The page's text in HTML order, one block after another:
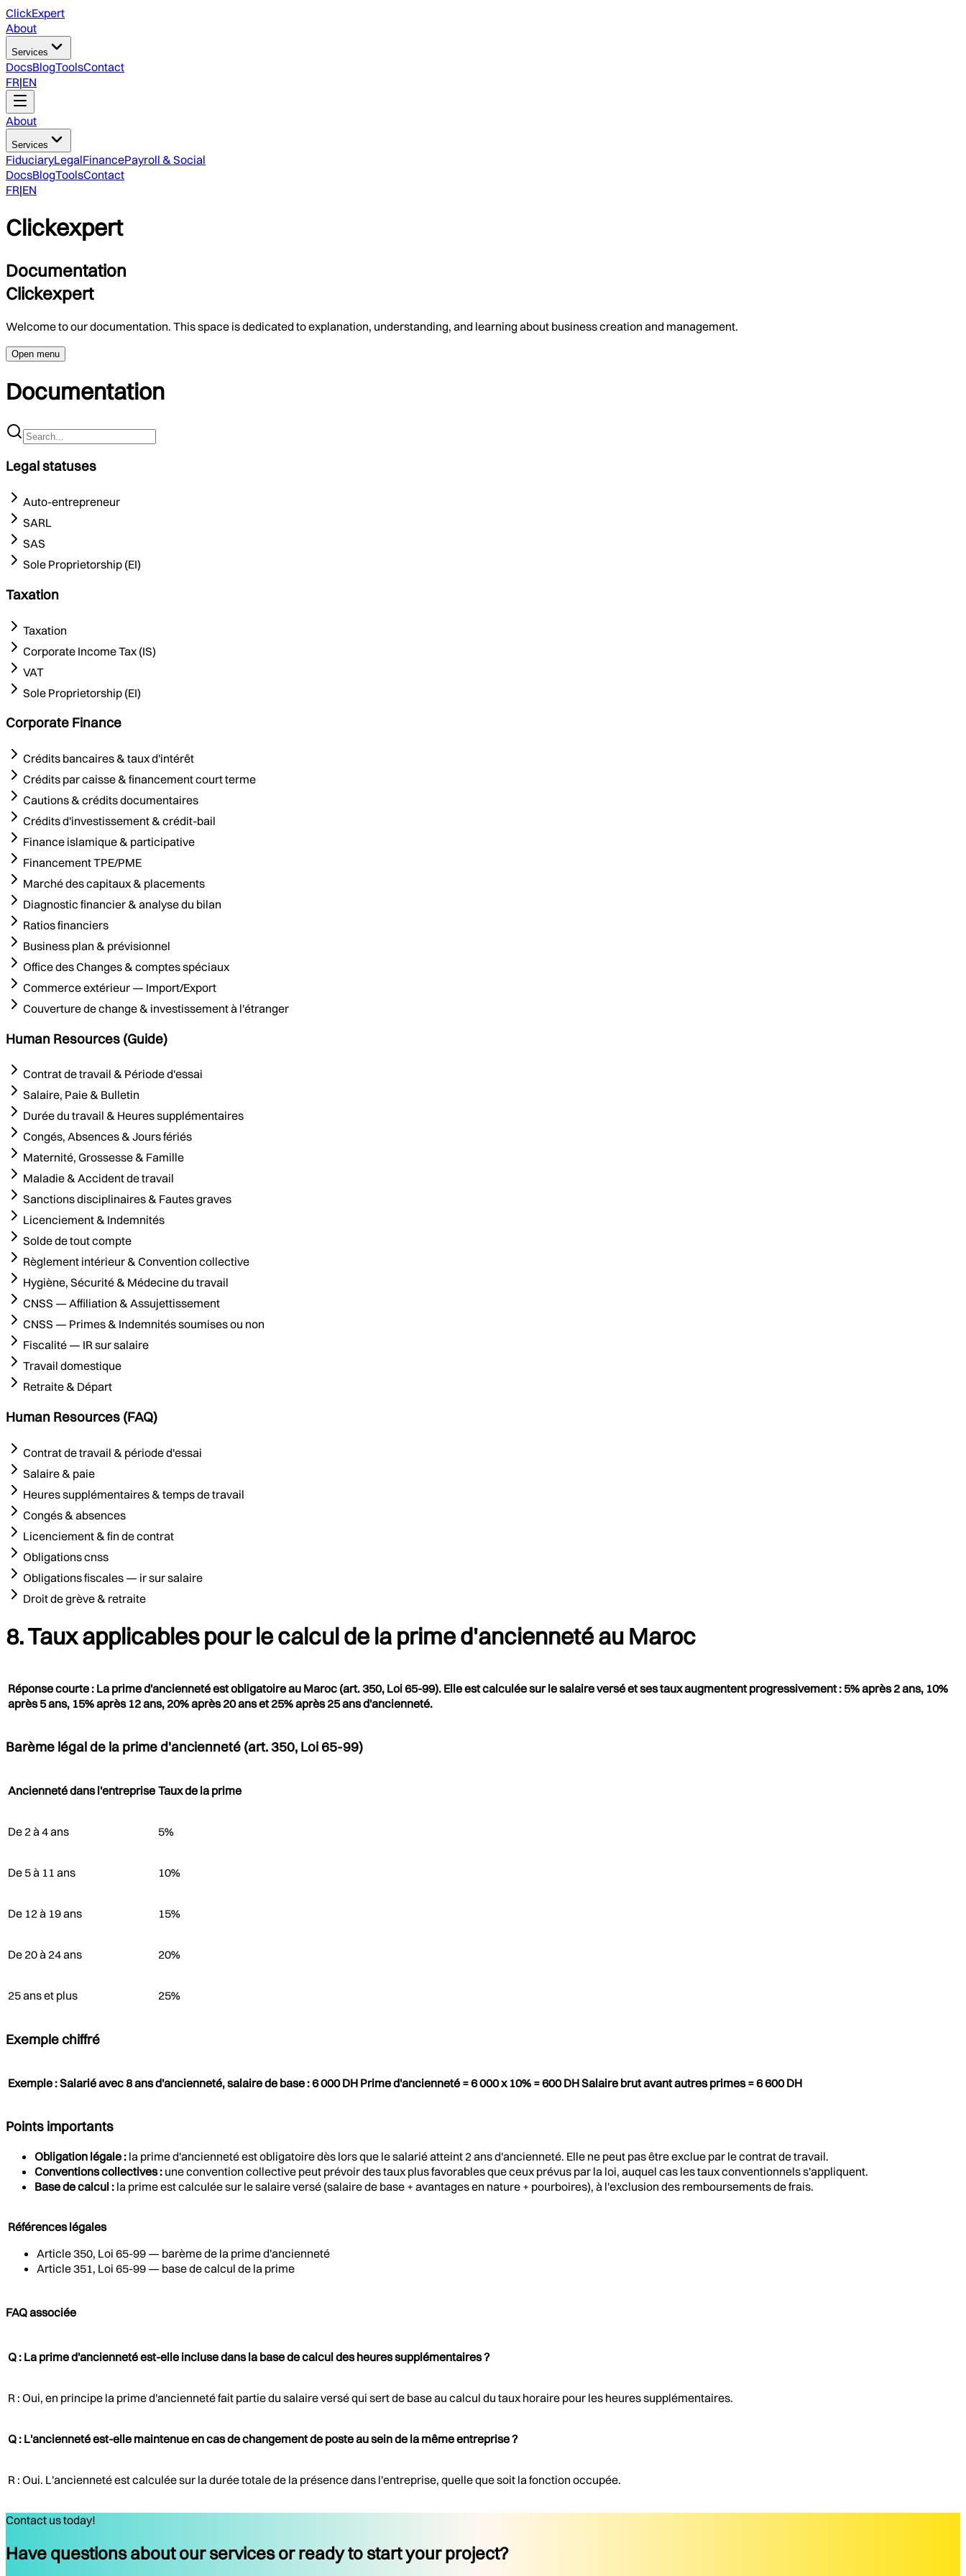
ClickExpert
About
Services
DocsBlogToolsContact
FR|EN
About
Services
FiduciaryLegalFinancePayroll & Social
DocsBlogToolsContact
FR|EN
Clickexpert
Documentation
Clickexpert
Welcome to our documentation. This space is dedicated to explanation, understanding, and learning about business creation and management.
Open menu
Documentation
Legal statuses
Auto-entrepreneur
SARL
SAS
Sole Proprietorship (EI)
Taxation
Taxation
Corporate Income Tax (IS)
VAT
Sole Proprietorship (EI)
Corporate Finance
Crédits bancaires & taux d'intérêt
Crédits par caisse & financement court terme
Cautions & crédits documentaires
Crédits d'investissement & crédit-bail
Finance islamique & participative
Financement TPE/PME
Marché des capitaux & placements
Diagnostic financier & analyse du bilan
Ratios financiers
Business plan & prévisionnel
Office des Changes & comptes spéciaux
Commerce extérieur — Import/Export
Couverture de change & investissement à l'étranger
Human Resources (Guide)
Contrat de travail & Période d'essai
Salaire, Paie & Bulletin
Durée du travail & Heures supplémentaires
Congés, Absences & Jours fériés
Maternité, Grossesse & Famille
Maladie & Accident de travail
Sanctions disciplinaires & Fautes graves
Licenciement & Indemnités
Solde de tout compte
Règlement intérieur & Convention collective
Hygiène, Sécurité & Médecine du travail
CNSS — Affiliation & Assujettissement
CNSS — Primes & Indemnités soumises ou non
Fiscalité — IR sur salaire
Travail domestique
Retraite & Départ
Human Resources (FAQ)
Contrat de travail & période d'essai
Salaire & paie
Heures supplémentaires & temps de travail
Congés & absences
Licenciement & fin de contrat
Obligations cnss
Obligations fiscales — ir sur salaire
Droit de grève & retraite
8. Taux applicables pour le calcul de la prime d'ancienneté au Maroc
Réponse courte : La prime d'ancienneté est obligatoire au Maroc (art. 350, Loi 65-99). Elle est calculée sur le salaire versé et ses taux augmentent progressivement : 5% après 2 ans, 10%
après 5 ans, 15% après 12 ans, 20% après 20 ans et 25% après 25 ans d'ancienneté.
Barème légal de la prime d'ancienneté (art. 350, Loi 65-99)
Ancienneté dans l'entreprise Taux de la prime
De 2 à 4 ans 5%
De 5 à 11 ans 10%
De 12 à 19 ans 15%
De 20 à 24 ans 20%
25 ans et plus 25%
Exemple chiffré
Exemple : Salarié avec 8 ans d'ancienneté, salaire de base : 6 000 DH Prime d'ancienneté = 6 000 x 10% = 600 DH Salaire brut avant autres primes = 6 600 DH
Points importants
Obligation légale : la prime d'ancienneté est obligatoire dès lors que le salarié atteint 2 ans d'ancienneté. Elle ne peut pas être exclue par le contrat de travail.
Conventions collectives : une convention collective peut prévoir des taux plus favorables que ceux prévus par la loi, auquel cas les taux conventionnels s'appliquent.
Base de calcul : la prime est calculée sur le salaire versé (salaire de base + avantages en nature + pourboires), à l'exclusion des remboursements de frais.
Références légales
Article 350, Loi 65-99 — barème de la prime d'ancienneté
Article 351, Loi 65-99 — base de calcul de la prime
FAQ associée
Q : La prime d'ancienneté est-elle incluse dans la base de calcul des heures supplémentaires ?
R : Oui, en principe la prime d'ancienneté fait partie du salaire versé qui sert de base au calcul du taux horaire pour les heures supplémentaires.
Q : L'ancienneté est-elle maintenue en cas de changement de poste au sein de la même entreprise ?
R : Oui. L'ancienneté est calculée sur la durée totale de la présence dans l'entreprise, quelle que soit la fonction occupée.
Contact us today!
Have questions about our services or ready to start your project?